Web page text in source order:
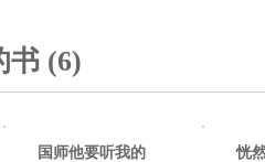
书 (6)
国师他要听我的 恍